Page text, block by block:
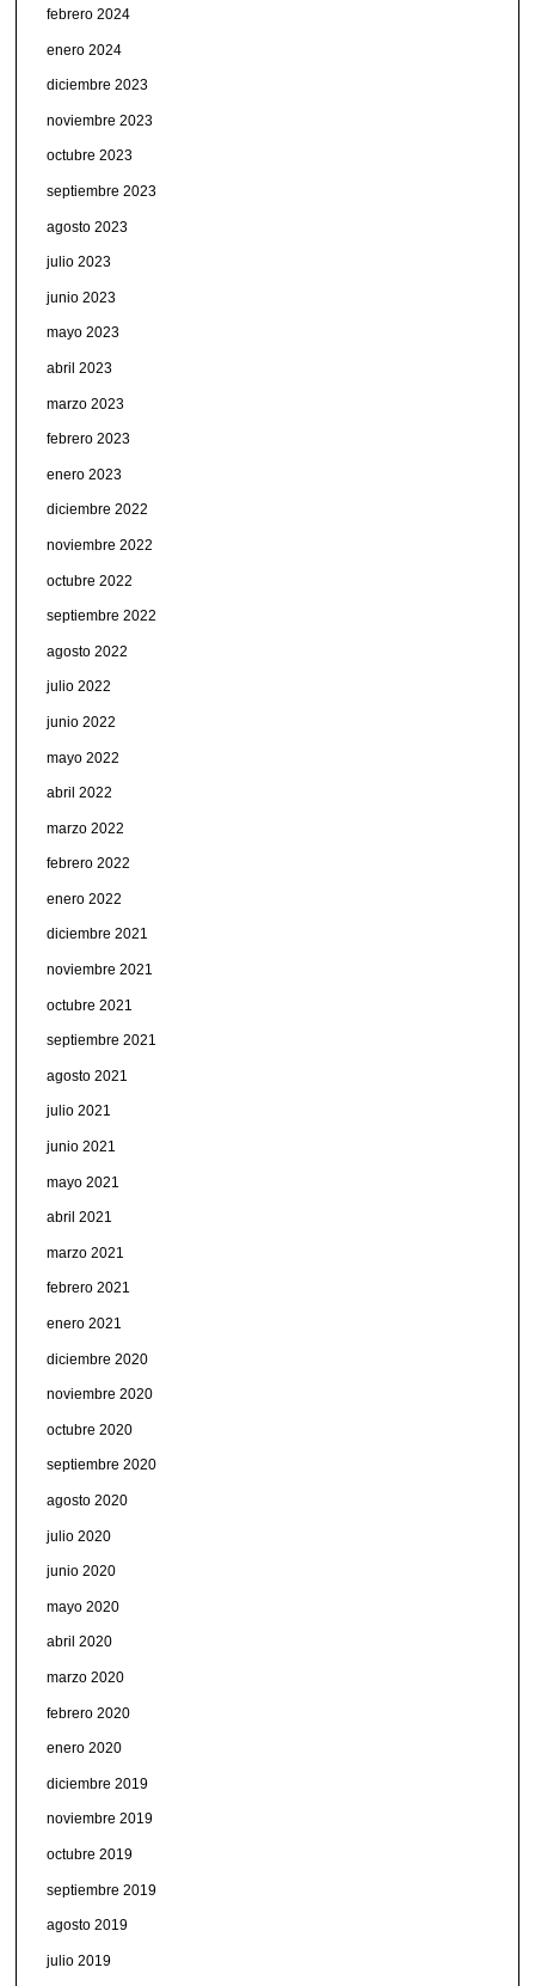
febrero 2024
enero 2024
diciembre 2023
noviembre 2023
octubre 2023
septiembre 2023
agosto 2023
julio 2023
junio 2023
mayo 2023
abril 2023
marzo 2023
febrero 2023
enero 2023
diciembre 2022
noviembre 2022
octubre 2022
septiembre 2022
agosto 2022
julio 2022
junio 2022
mayo 2022
abril 2022
marzo 2022
febrero 2022
enero 2022
diciembre 2021
noviembre 2021
octubre 2021
septiembre 2021
agosto 2021
julio 2021
junio 2021
mayo 2021
abril 2021
marzo 2021
febrero 2021
enero 2021
diciembre 2020
noviembre 2020
octubre 2020
septiembre 2020
agosto 2020
julio 2020
junio 2020
mayo 2020
abril 2020
marzo 2020
febrero 2020
enero 2020
diciembre 2019
noviembre 2019
octubre 2019
septiembre 2019
agosto 2019
julio 2019